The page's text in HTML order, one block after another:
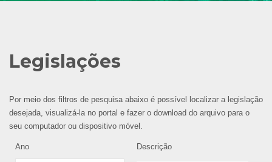
Legislações
Por meio dos filtros de pesquisa abaixo é possível localizar a legislação
desejada, visualizá-la no portal e fazer o download do arquivo para o
seu computador ou dispositivo móvel.
Ano Descrição